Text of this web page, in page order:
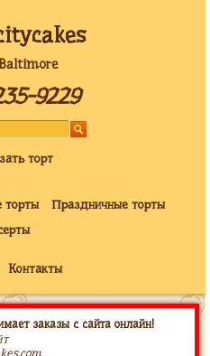
9229
торт
торты
Праздничные торты
Контакты
заказы с сайта онлайн!